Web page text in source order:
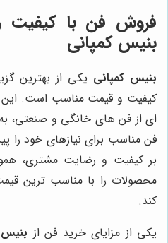
فروش فن با
بنیس کمپانی
بنیس کمپانی یکی از بهترین
کیفیت و قیمت مناسب است. این
ای از فن های خانگی و صنعتی،
فن مناسب برای نیازهای خود را
بر کیفیت و رضایت مشتری،
محصولات را با مناسب ترین
کند.
یکی از مزایای خرید فن از